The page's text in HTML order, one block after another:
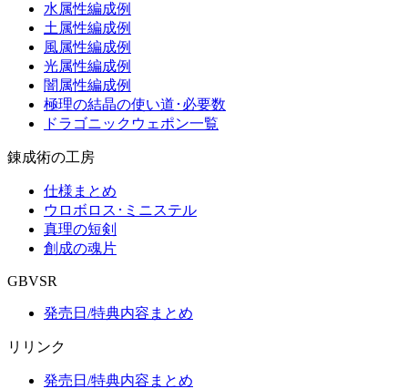
水属性編成例
土属性編成例
風属性編成例
光属性編成例
闇属性編成例
極理の結晶の使い道･必要数
ドラゴニックウェポン一覧
錬成術の工房
仕様まとめ
ウロボロス･ミニステル
真理の短剣
創成の魂片
GBVSR
発売日/特典内容まとめ
リリンク
発売日/特典内容まとめ